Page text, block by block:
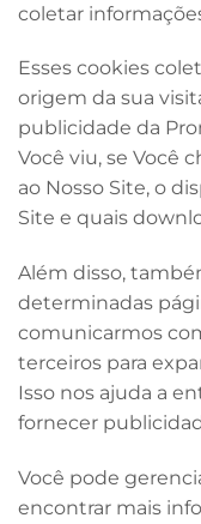
coletar
Esses cookies
origem da sua
publicidade da
Você viu, se Você
ao Nosso Site, o
Site e quais
Além disso,
determinadas
comunicarmos
terceiros para
Isso nos ajuda a
fornecer
Você pode
encontrar mais